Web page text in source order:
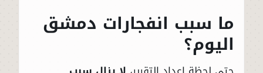
ما سبب انفجارات دمشق
اليوم؟